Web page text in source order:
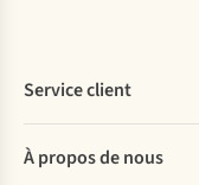
Service client
Commander
À propos de nous